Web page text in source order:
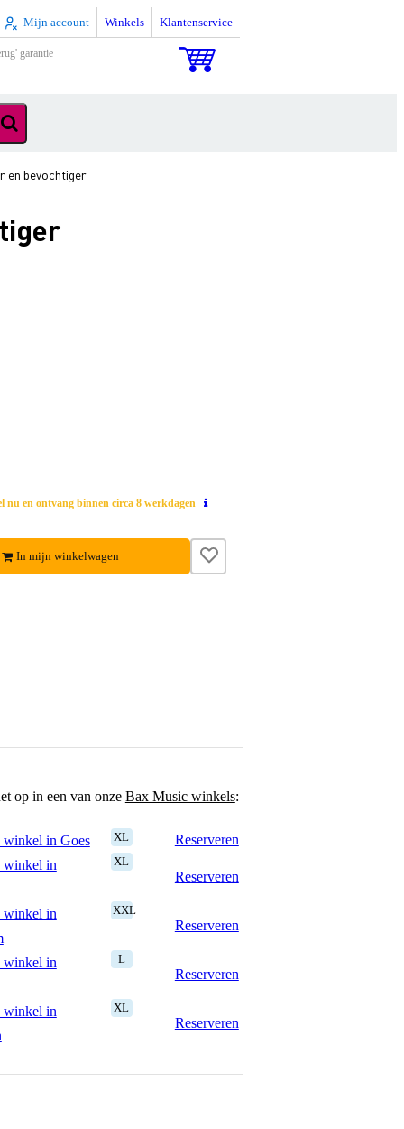
Mijn account Winkels Klantenservice
garantie
en bevochtiger
nu en ontvang binnen circa 8 werkdagen
In mijn winkelwagen
op in een van onze Bax Music winkels:
in Goes XL
Reserveren
winkel in
XL
Reserveren
winkel in
XXL
Reserveren
winkel in
L
Reserveren
winkel in
XL
Reserveren